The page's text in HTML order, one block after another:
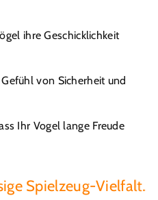
ihre Geschicklichkeit
von Sicherheit und
Ihr Vogel lange Freude
Vielfalt.